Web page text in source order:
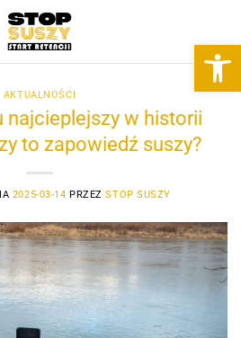
AKTUALNOŚCI
najcieplejszy w historii
to zapowiedź suszy?
2025-03-14 PRZEZSTOP SUSZY